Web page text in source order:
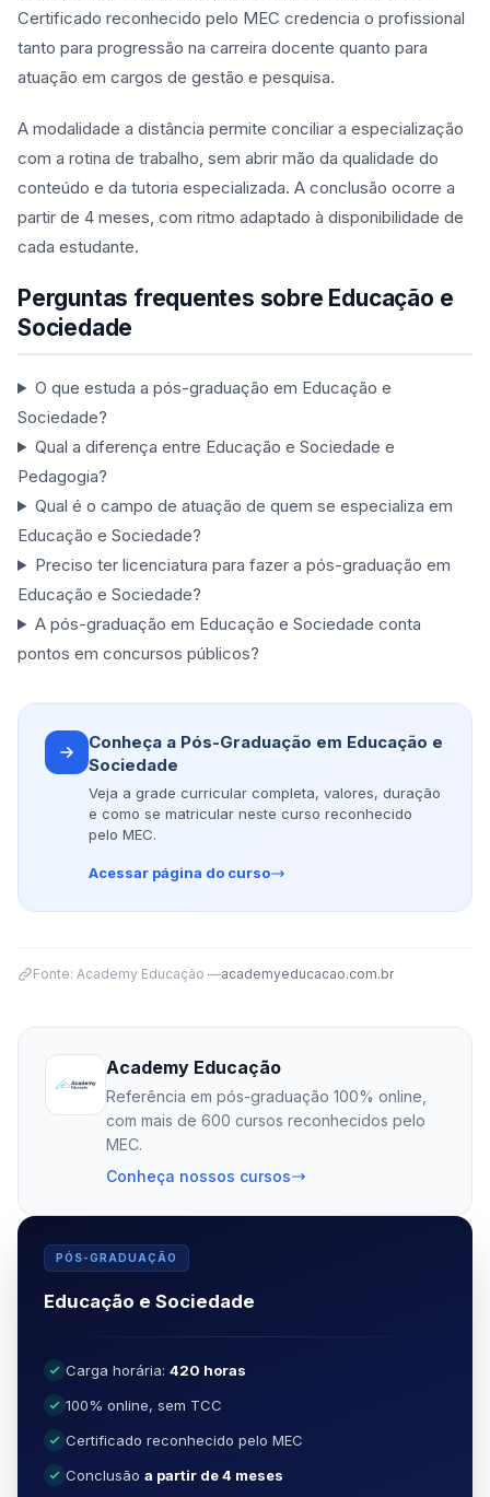
Certificado reconhecido pelo MEC credencia o profissional
tanto para progressão na carreira docente quanto para
atuação em cargos de gestão e pesquisa.
A modalidade a distância permite conciliar a especialização
com a rotina de trabalho, sem abrir mão da qualidade do
conteúdo e da tutoria especializada. A conclusão ocorre a
partir de 4 meses, com ritmo adaptado à disponibilidade de
cada estudante.
Perguntas frequentes sobre Educação e
Sociedade
O que estuda a pós-graduação em Educação e
Sociedade?
Qual a diferença entre Educação e Sociedade e
Pedagogia?
Qual é o campo de atuação de quem se especializa em
Educação e Sociedade?
Preciso ter licenciatura para fazer a pós-graduação em
Educação e Sociedade?
A pós-graduação em Educação e Sociedade conta
pontos em concursos públicos?
Conheça a Pós-Graduação em Educação e
Sociedade
Veja a grade curricular completa, valores, duração
e como se matricular neste curso reconhecido
pelo MEC.
Acessar página do curso
Fonte: Academy Educação —academyeducacao.com.br
Academy Educação
Referência em pós-graduação 100% online,
com mais de 600 cursos reconhecidos pelo
MEC.
Conheça nossos cursos
PÓS-GRADUAÇÃO
Educação e Sociedade
Carga horária: 420 horas
100% online, sem TCC
Certificado reconhecido pelo MEC
Conclusão a partir de 4 meses